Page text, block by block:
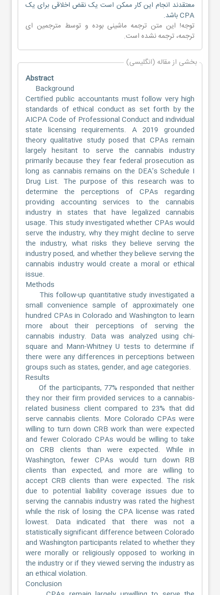
معتقدند انجام این کار ممکن است یک نقض اخلاقی برای یک
CPA باشد.
توجه! این متن ترجمه ماشینی بوده و توسط مترجمین ای
ترجمه، ترجمه نشده است.
بخشی از مقاله (انگلیسی)
Abstract
Background
Certified public accountants must follow very high
standards of ethical conduct as set forth by the
AICPA Code of Professional Conduct and individual
state licensing requirements. A 2019 grounded
theory qualitative study posed that CPAs remain
largely hesitant to serve the cannabis industry
primarily because they fear federal prosecution as
long as cannabis remains on the DEA’s Schedule I
Drug List. The purpose of this research was to
determine the perceptions of CPAs regarding
providing accounting services to the cannabis
industry in states that have legalized cannabis
usage. This study investigated whether CPAs would
serve the industry, why they might decline to serve
the industry, what risks they believe serving the
industry posed, and whether they believe serving the
cannabis industry would create a moral or ethical
issue.
Methods
This follow-up quantitative study investigated a
small convenience sample of approximately one
hundred CPAs in Colorado and Washington to learn
more about their perceptions of serving the
cannabis industry. Data was analyzed using chi-
square and Mann-Whitney U tests to determine if
there were any differences in perceptions between
groups such as states, gender, and age categories.
Results
Of the participants, 77% responded that neither
they nor their firm provided services to a cannabis-
related business client compared to 23% that did
serve cannabis clients. More Colorado CPAs were
willing to turn down CRB work than were expected
and fewer Colorado CPAs would be willing to take
on CRB clients than were expected. While in
Washington, fewer CPAs would turn down RB
clients than expected, and more are willing to
accept CRB clients than were expected. The risk
due to potential liability coverage issues due to
serving the cannabis industry was rated the highest
while the risk of losing the CPA license was rated
lowest. Data indicated that there was not a
statistically significant difference between Colorado
and Washington participants related to whether they
were morally or religiously opposed to working in
the industry or if they viewed serving the industry as
an ethical violation.
Conclusion